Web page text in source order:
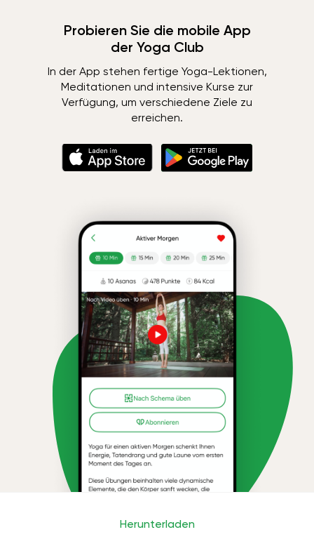
Probieren Sie die mobile App
der Yoga Club
In der App stehen fertige Yoga-Lektionen,
Meditationen und intensive Kurse zur
Verfügung, um verschiedene Ziele zu
erreichen.
Herunterladen